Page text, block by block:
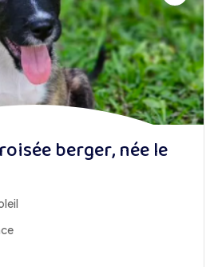
berger, née le